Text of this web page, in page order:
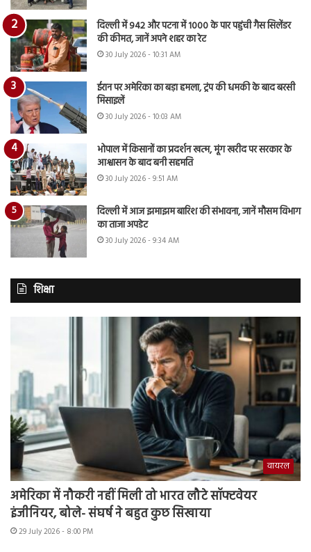
दिल्ली में 942 और पटना में 1000 के पार पहुंची गैस सिलेंडर
की कीमत, जानें अपने शहर का रेट
30 July 2026 - 10:31 AM
ईरान पर अमेरिका का बड़ा हमला, ट्रंप की धमकी के बाद बरसी
मिसाइलें
30 July 2026 - 10:03 AM
भोपाल में किसानों का प्रदर्शन खत्म, मूंग खरीद पर सरकार के
आश्वासन के बाद बनी सहमति
30 July 2026 - 9:51 AM
दिल्ली में आज झमाझम बारिश की संभावना, जानें मौसम विभाग
का ताजा अपडेट
30 July 2026 - 9:34 AM
शिक्षा
वायरल
अमेरिका में नौकरी नहीं मिली तो भारत लौटे सॉफ्टवेयर
इंजीनियर, बोले- संघर्ष ने बहुत कुछ सिखाया
29 July 2026 - 8:00 PM